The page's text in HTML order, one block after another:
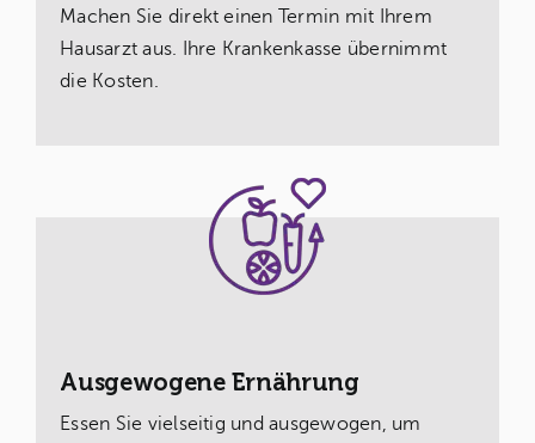
Machen Sie direkt einen Termin mit Ihrem
Hausarzt aus. Ihre Krankenkasse übernimmt
die Kosten.
Ausgewogene Ernährung
Essen Sie vielseitig und ausgewogen, um